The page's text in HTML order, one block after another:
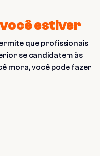
estiver
que profissionais
se candidatem às
mora, você pode fazer